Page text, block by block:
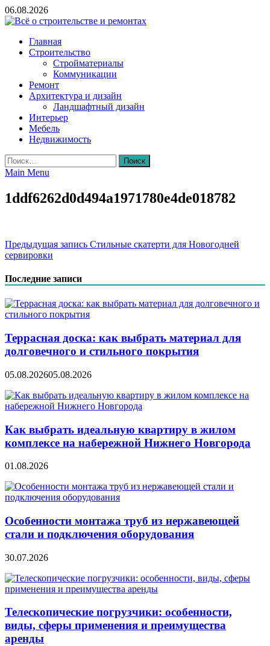
Skip
to
06.08.2026
Всё о строительстве и ремонтах
Главная
Строительство
Стройматериалы
Коммуникации
Ремонт
Архитектура и дизайн
Ландшафтный дизайн
Интерьер
Мебель
Недвижимость
Найти:
Main Menu
1ddf6262d0d494a1971780e4de018782
Навигация
по
записям
Предыдущая запись Стильные скатерти для Новогодней
сервировки
Последние записи
Террасная доска: как выбрать материал для
долговечного и стильного покрытия
05.08.202605.08.2026
Как выбрать идеальную квартиру в жилом
комплексе на набережной Нижнего Новгорода
01.08.2026
Особенности монтажа труб из нержавеющей
стали и подключения оборудования
30.07.2026
Телескопические погрузчики: особенности,
виды, сферы применения и преимущества
аренды